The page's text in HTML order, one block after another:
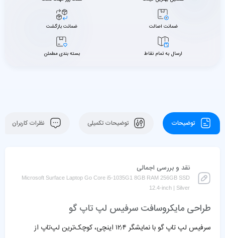
ضمانت اصالت ضمانت بازگشت
ارسال به تمام نقاط بسته بندی مطمئن
توضیحات توضیحات تکمیلی نظرات کاربران
نقد و بررسی اجمالی
Microsoft Surface Laptop Go Core i5-1035G1 8GB RAM 256GB SSD
12.4-inch | Silver
طراحی مایکروسافت سرفیس لپ تاپ گو
سرفیس لپ تاپ گو با نمایشگر ۱۲٫۴ اینچی، کوچک‌ترین لپ‌تاپ از